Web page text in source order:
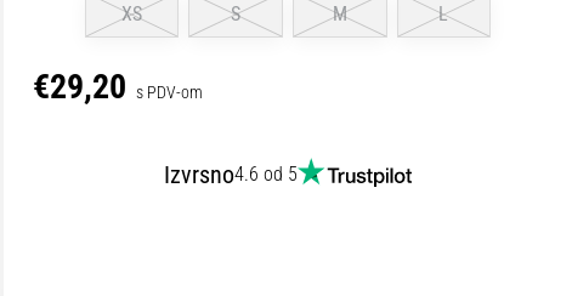
XS
S M L
€29,20 s PDV-om
Izvrsno4.6 od 5